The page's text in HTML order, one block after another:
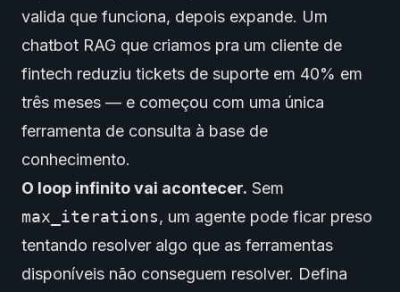
valida que funciona, depois expande. Um
chatbot RAG que criamos pra um cliente de
fintech reduziu tickets de suporte em 40% em
três meses — e começou com uma única
ferramenta de consulta à base de
conhecimento.
O loop infinito vai acontecer. Sem
max_iterations, um agente pode ficar preso
tentando resolver algo que as ferramentas
disponíveis não conseguem resolver. Defina